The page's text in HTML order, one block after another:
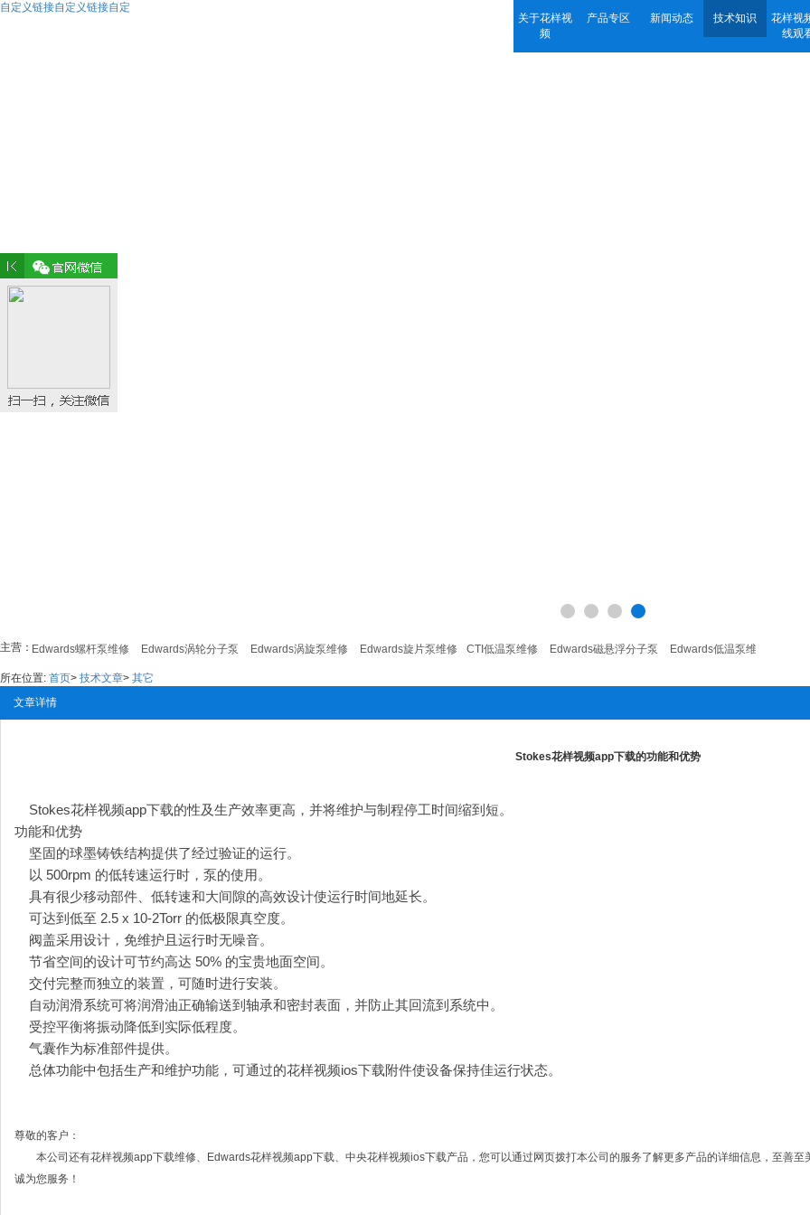
自定义链接自定义链接自定
关于花样视
频
产品专区 新闻动态 技术知识
花样视
线观
主营：Edwards螺杆泵维修 Edwards涡轮分子泵 Edwards涡旋泵维修 Edwards旋片泵维修 CTI低温泵维修 Edwards磁悬浮分子泵 Edwards低温泵维修
所在位置: 首页> 技术文章> 其它
文章详情
Stokes花样视频app下载的功能和优势
Stokes花样视频app下载的性及生产效率更高，并将维护与制程停工时间缩到短。
功能和优势
坚固的球墨铸铁结构提供了经过验证的运行。
以 500rpm 的低转速运行时，泵的使用。
具有很少移动部件、低转速和大间隙的高效设计使运行时间地延长。
可达到低至 2.5 x 10-2Torr 的低极限真空度。
阀盖采用设计，免维护且运行时无噪音。
节省空间的设计可节约高达 50% 的宝贵地面空间。
交付完整而独立的装置，可随时进行安装。
自动润滑系统可将润滑油正确输送到轴承和密封表面，并防止其回流到系统中。
受控平衡将振动降低到实际低程度。
气囊作为标准部件提供。
总体功能中包括生产和维护功能，可通过的花样视频ios下载附件使设备保持佳运行状态。
尊敬的客户：
本公司还有花样视频app下载维修、 Edwards花样视频app下载、 中央花样视频ios下载产品，您可以通过网页拨打本公司的服务了解更多产品的详细信息，至善
诚为您服务！